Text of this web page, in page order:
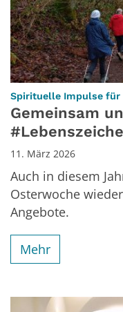
Spirituelle Impulse für
Gemeinsam
11. März 2026
Auch in diesem
Osterwoche
Angebote.
Mehr